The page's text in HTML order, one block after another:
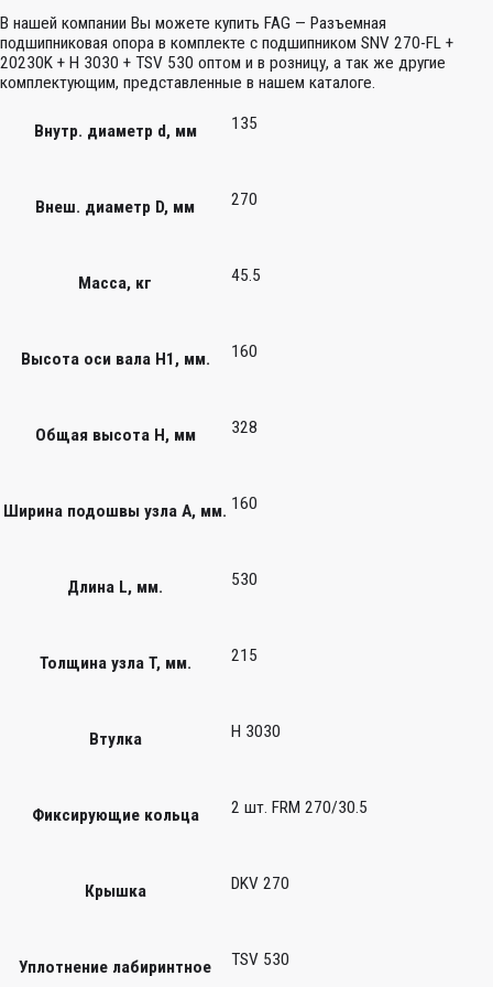
В нашей компании Вы можете купить FAG — Разъемная
подшипниковая опора в комплекте с подшипником SNV 270-FL +
20230K + H 3030 + TSV 530 оптом и в розницу, а так же другие
комплектующим, представленные в нашем каталоге.
Внутр. диаметр d, мм 135
Внеш. диаметр D, мм 270
Масса, кг 45.5
Высота оси вала H1, мм. 160
Общая высота H, мм 328
Ширина подошвы узла А, мм. 160
Длина L, мм. 530
Толщина узла T, мм. 215
Втулка H 3030
Фиксирующие кольца 2 шт. FRM 270/30.5
Крышка DKV 270
Уплотнение лабиринтное TSV 530